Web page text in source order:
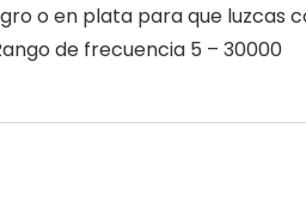
o en plata para que luzcas
de frecuencia 5 – 30000